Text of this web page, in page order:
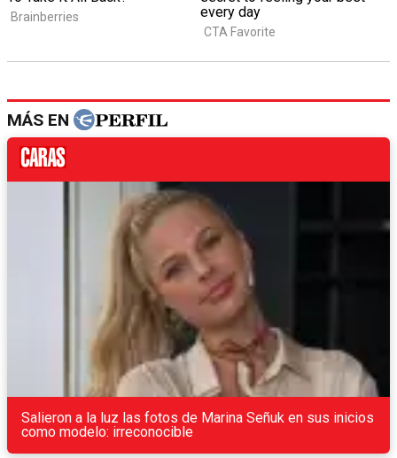
MÁS EN
Salieron a la luz las fotos de Marina Señuk en sus inicios
como modelo: irreconocible